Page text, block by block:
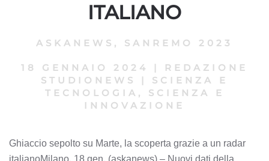
ITALIANO
ASKANEWS , SANREMO 2023
18 GENNAIO 2024 |
REDAZIONE
STUDIONEWS
| SCIENZA E
TECNOLOGIA, SCIENZA E
INNOVAZIONE
Ghiaccio sepolto su Marte, la scoperta grazie a un radar
italianoMilano, 18 gen. (askanews) – Nuovi dati della